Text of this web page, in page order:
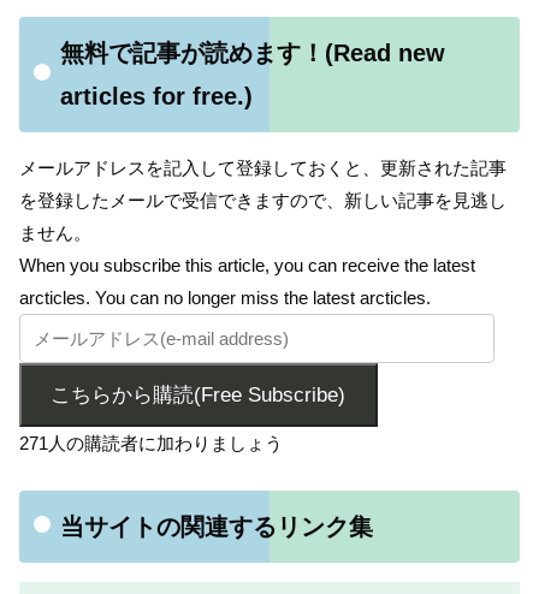
無料で記事が読めます！(Read new
articles for free.)
メールアドレスを記入して登録しておくと、更新された記事
を登録したメールで受信できますので、新しい記事を見逃し
ません。
When you subscribe this article, you can receive the latest
arcticles. You can no longer miss the latest arcticles.
こちらから購読(Free Subscribe)
271人の購読者に加わりましょう
当サイトの関連するリンク集